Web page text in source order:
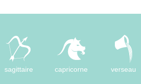
sagittaire capricorne verseau